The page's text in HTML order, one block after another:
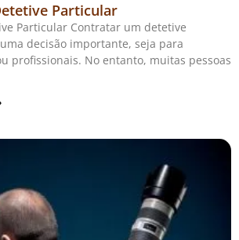
Particular
Particular Contratar um detetive
decisão importante, seja para
profissionais. No entanto, muitas pessoas